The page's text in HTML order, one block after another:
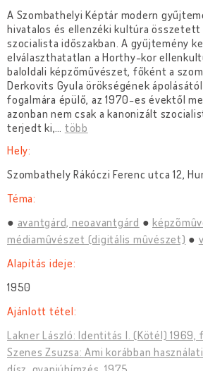
A Szombathelyi Képtár modern
hivatalos és ellenzéki kultúra összetett
szocialista időszakban. A gyűjtemény
elválaszthatatlan a Horthy-kor
baloldali képzőművészet, főként a
Derkovits Gyula örökségének
fogalmára épülő, az 1970-es évektől
azonban nem csak a kanonizált
terjedt ki,… több
Hely:
Szombathely Rákóczi Ferenc utca 12,
Téma:
avantgárd, neoavantgárd
médiamûvészet (digitális mûvészet)
Alapítás ideje:
1950
Ajánlott tétel:
Lakner László: Identitás I. (Kötél)
Szenes Zsuzsa: Ami korábban